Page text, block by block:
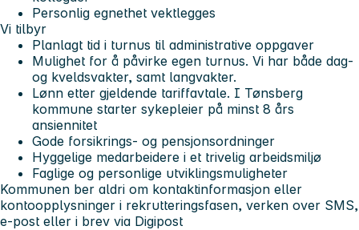
Personlig egnethet vektlegges
Vi tilbyr
Planlagt tid i turnus til administrative oppgaver
Mulighet for å påvirke egen turnus. Vi har både dag-
og kveldsvakter, samt langvakter.
Lønn etter gjeldende tariffavtale. I Tønsberg
kommune starter sykepleier på minst 8 års
ansiennitet
Gode forsikrings- og pensjonsordninger
Hyggelige medarbeidere i et trivelig arbeidsmiljø
Faglige og personlige utviklingsmuligheter
Kommunen ber aldri om kontaktinformasjon eller
kontoopplysninger i rekrutteringsfasen, verken over SMS,
e-post eller i brev via Digipost